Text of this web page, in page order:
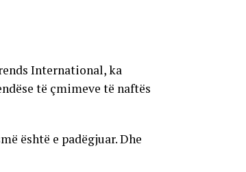
International, ka
të çmimeve të naftës
është e padëgjuar. Dhe